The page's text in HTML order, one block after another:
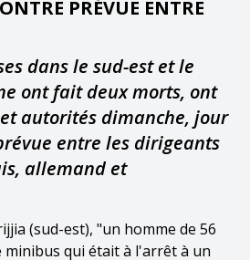
PRÉVUE ENTRE
dans le sud-est et le
ont fait deux morts, ont
autorités dimanche, jour
entre les dirigeants
allemand et
(sud-est), "un homme de 56
minibus qui était à l'arrêt à un